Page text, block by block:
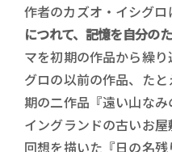
作者のカズオ・イシグロ
につれて、記憶を自分の
マを初期の作品から繰
グロの以前の作品、た
期の二作品『遠い山な
イングランドの古いお
回想を描いた『日の名